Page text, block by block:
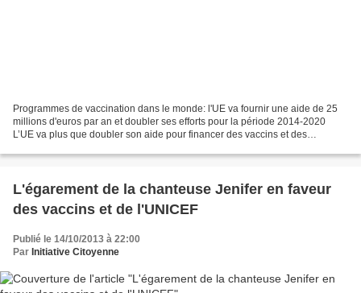
Programmes de vaccination dans le monde: l'UE va fournir une aide de 25
millions d'euros par an et doubler ses efforts pour la période 2014-2020
L’UE va plus que doubler son aide pour financer des vaccins et des
L'égarement de la chanteuse Jenifer en faveur
des vaccins et de l'UNICEF
Publié le 14/10/2013 à 22:00
Par Initiative Citoyenne